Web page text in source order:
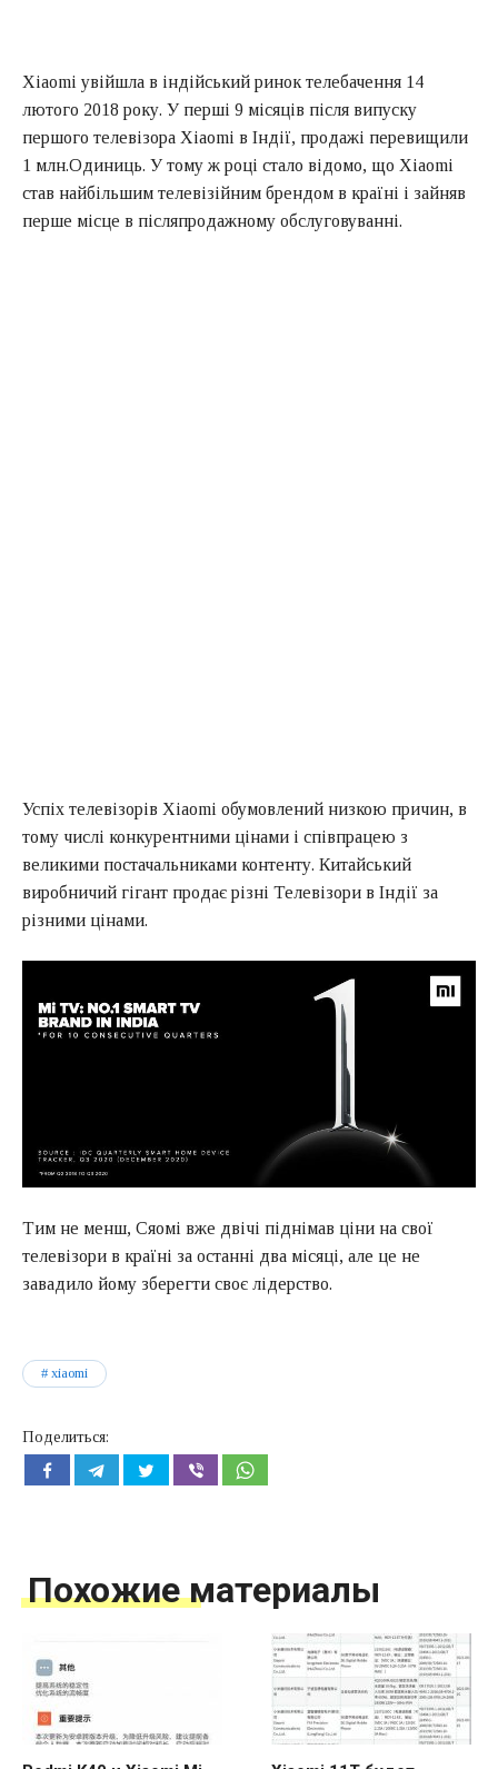
Xiaomi увійшла в індійський ринок телебачення 14
лютого 2018 року. У перші 9 місяців після випуску
першого телевізора Xiaomi в Індії, продажі перевищили
1 млн.Одиниць. У тому ж році стало відомо, що Xiaomi
став найбільшим телевізійним брендом в країні і зайняв
перше місце в післяпродажному обслуговуванні.
Успіх телевізорів Xiaomi обумовлений низкою причин, в
тому числі конкурентними цінами і співпрацею з
великими постачальниками контенту. Китайський
виробничий гігант продає різні Телевізори в Індії за
різними цінами.
Тим не менш, Сяомі вже двічі піднімав ціни на свої
телевізори в країні за останні два місяці, але це не
завадило йому зберегти своє лідерство.
xiaomi
Поделиться:
Похожие материалы